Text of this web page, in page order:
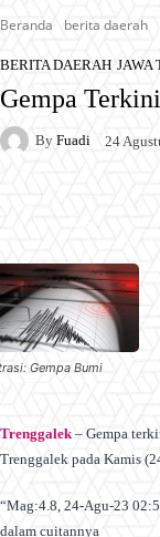
Beranda berita daerah
BERITA DAERAH JAWA
Gempa
By Fuadi 24
Gempa Bumi
Trenggalek – Gempa
Trenggalek pada Kamis
“Mag:4.8, 24-Agu-23
dalam cuitannya